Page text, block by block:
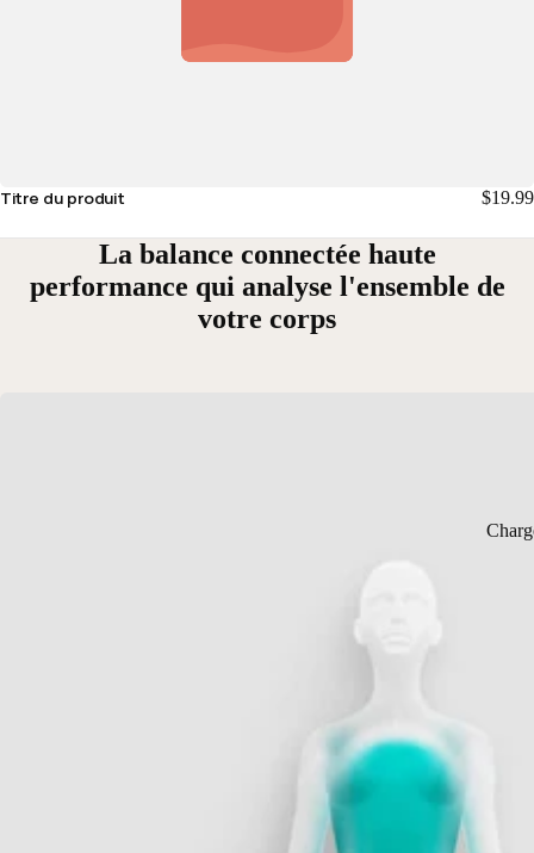
Titre du produit $19.99
La balance connectée haute
performance qui analyse l'ensemble de
votre corps